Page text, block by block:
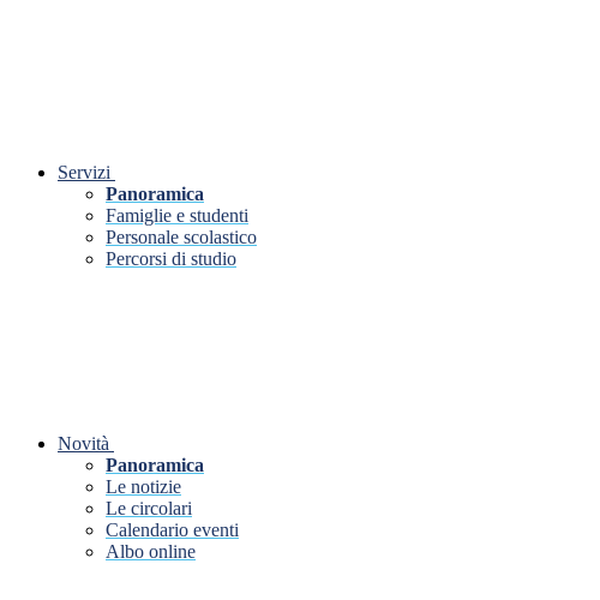
Servizi
Panoramica
Famiglie e studenti
Personale scolastico
Percorsi di studio
Novità
Panoramica
Le notizie
Le circolari
Calendario eventi
Albo online